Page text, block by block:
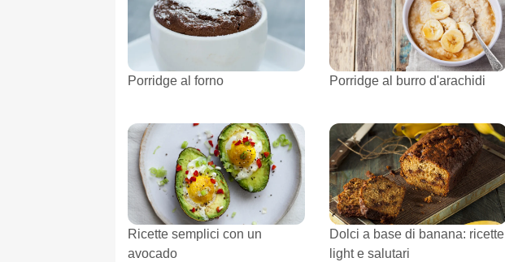
Porridge al forno Porridge al burro d'arachidi
Ricette semplici con un
avocado
Dolci a base di banana: ricette
light e salutari